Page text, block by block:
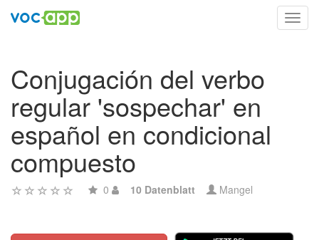
Conjugación del verbo
regular 'sospechar' en
español en condicional
compuesto
0 10 Datenblatt Mangel